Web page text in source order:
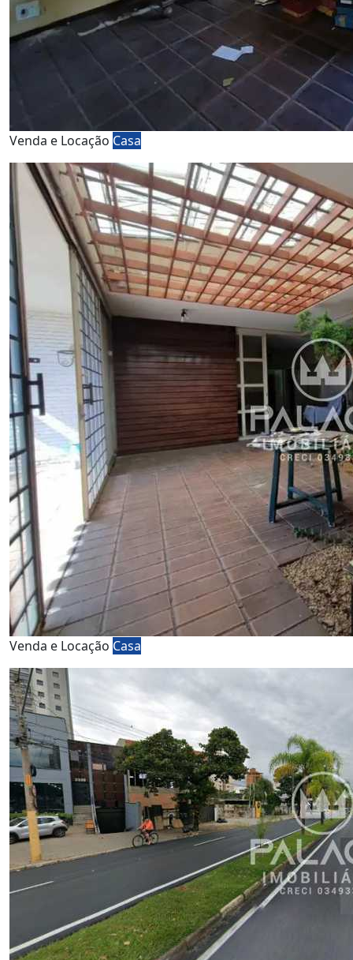
Venda e Locação Casa
Venda e Locação Casa